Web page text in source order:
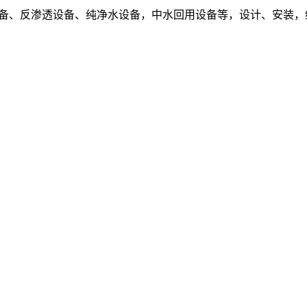
反渗透设备、纯净水设备，中水回用设备等，设计、安装，